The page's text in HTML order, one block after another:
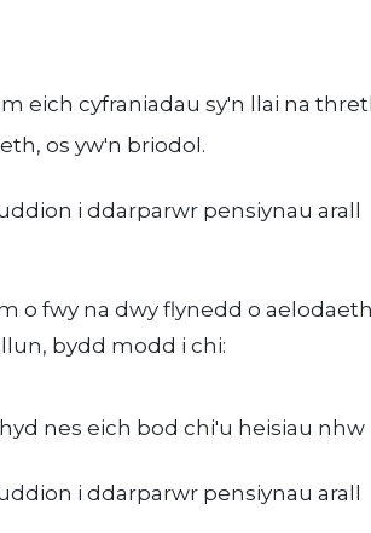
eich cyfraniadau sy'n llai na
os yw'n briodol.
i ddarparwr pensiynau arall
o fwy na dwy flynedd o
bydd modd i chi:
nes eich bod chi'u heisiau nhw
i ddarparwr pensiynau arall